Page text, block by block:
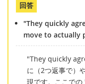
回答
"They quickly
move to actually
"They quickly
に（2つ返事で）
現です。ここで